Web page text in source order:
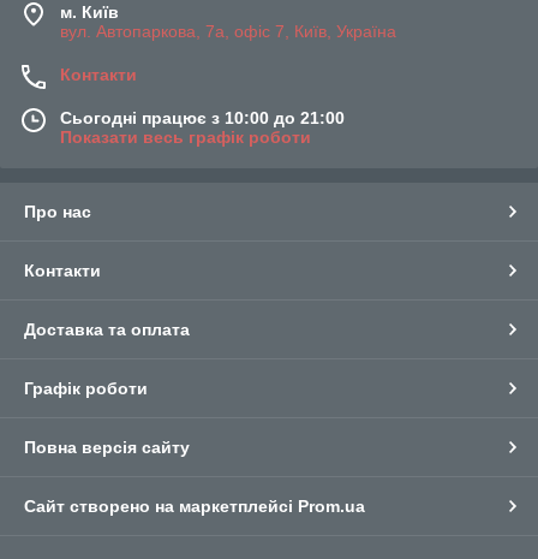
м. Київ
вул. Автопаркова, 7а, офіс 7, Київ, Україна
Контакти
Сьогодні працює з 10:00 до 21:00
Показати весь графік роботи
Про нас
Контакти
Доставка та оплата
Графік роботи
Повна версія сайту
Сайт створено на маркетплейсі Prom.ua